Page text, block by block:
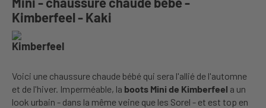
Kimberfeel - Kaki
Voici une chaussure chaude bébé qui sera l'allié de l'automne
et de l'hiver. Imperméable, la boots Mini de Kimberfeel a un
look urbain - dans la même veine que les Sorel - et est top en